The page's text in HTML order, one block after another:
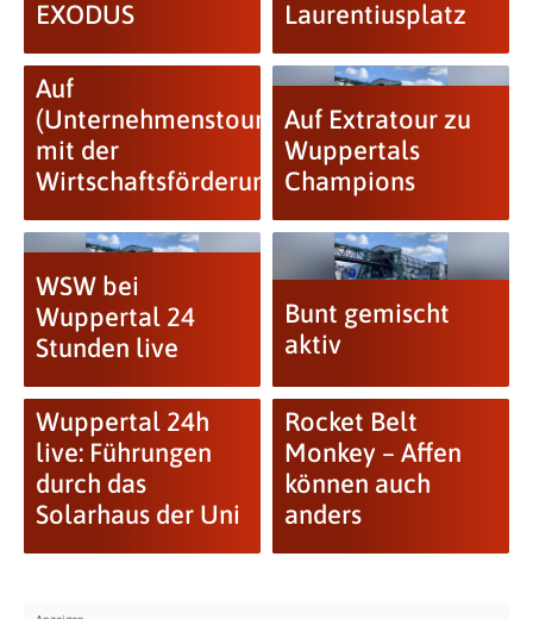
EXODUS
Laurentiusplatz
Auf
(Unternehmenstour-)Tour
mit der
Wirtschaftsförderung
Auf Extratour zu
Wuppertals
Champions
WSW bei
Wuppertal 24
Stunden live
Bunt gemischt
aktiv
Wuppertal 24h
live: Führungen
durch das
Solarhaus der Uni
Rocket Belt
Monkey – Affen
können auch
anders